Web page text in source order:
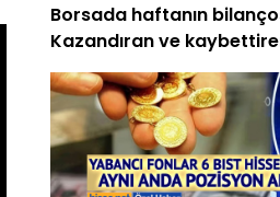
Borsada haftanın
Kazandıran ve
(15-19 Haziran)